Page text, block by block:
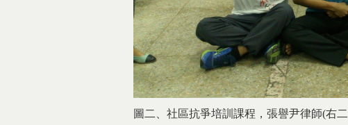
圖二、社區抗爭培訓課程，張譽尹律師(右